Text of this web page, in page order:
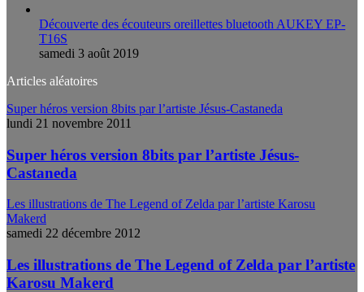
Découverte des écouteurs oreillettes bluetooth AUKEY EP-
T16S
samedi 3 août 2019
Articles aléatoires
Super héros version 8bits par l’artiste Jésus-Castaneda
lundi 21 novembre 2011
Super héros version 8bits par l’artiste Jésus-
Castaneda
Les illustrations de The Legend of Zelda par l’artiste Karosu
Makerd
samedi 22 décembre 2012
Les illustrations de The Legend of Zelda par l’artiste
Karosu Makerd